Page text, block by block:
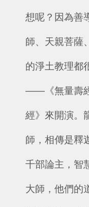
想呢？因為善
師、天親菩薩
的淨土教理都
——《無量壽
經》來開演。
師，相傳是釋
千部論主，智
大師，他們的